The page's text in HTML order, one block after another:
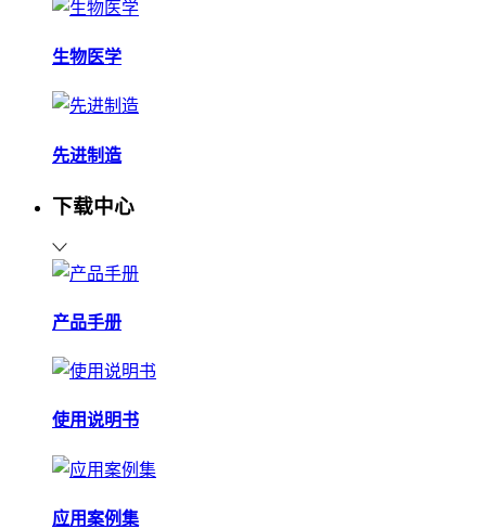
生物医学
先进制造
下载中心
产品手册
使用说明书
应用案例集